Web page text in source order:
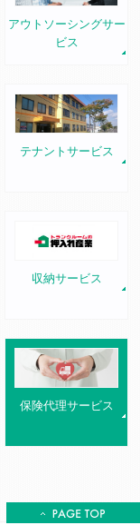
アウトソーシングサー
ビス
テナントサービス
収納サービス
保険代理サービス